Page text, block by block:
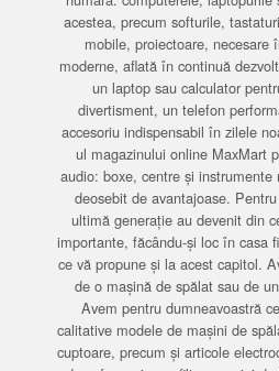
acestea, precum softurile,
mobile, proiectoare, necesare
moderne, aflată în continuă
un laptop sau calculator
divertisment, un telefon
accesoriu indispensabil în zilele
ul magazinului online MaxMart
audio: boxe, centre și
deosebit de avantajoase.
ultimă generație au devenit din
importante, făcându-și loc în casa
ce vă propune și la acest capitol.
de o mașină de spălat sau de
Avem pentru dumneavoastră
calitative modele de mașini de
cuptoare, precum și articole